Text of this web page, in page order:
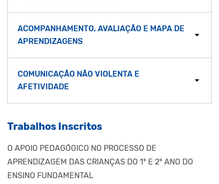
ACOMPANHAMENTO, AVALIAÇÃO E MAPA DE
APRENDIZAGENS
COMUNICAÇÃO NÃO VIOLENTA E
AFETIVIDADE
Trabalhos Inscritos
O APOIO PEDAGÓGICO NO PROCESSO DE
APRENDIZAGEM DAS CRIANÇAS DO 1º E 2º ANO DO
ENSINO FUNDAMENTAL